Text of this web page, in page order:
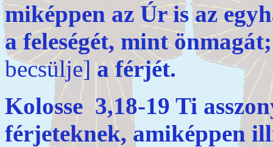
miképpen az Úr is az
a feleségét, mint
becsülje] a férjét.
Kolosse 3,18-19 Ti
férjeteknek, amiképpen